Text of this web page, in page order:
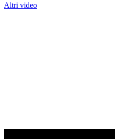
Altri video